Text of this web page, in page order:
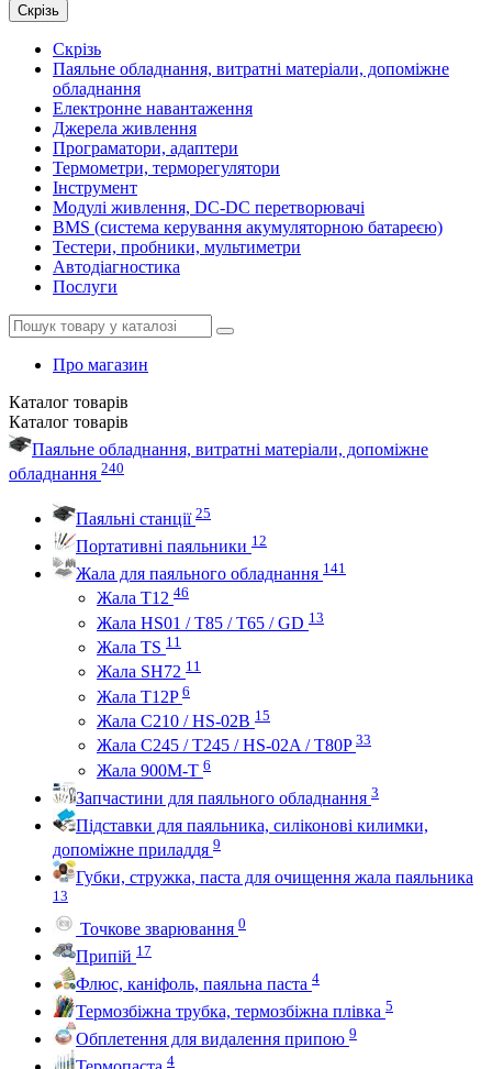
Скрізь
Скрізь
Паяльне обладнання, витратні матеріали, допоміжне
обладнання
Електронне навантаження
Джерела живлення
Програматори, адаптери
Термометри, терморегулятори
Інструмент
Модулі живлення, DC-DC перетворювачі
BMS (система керування акумуляторною батареєю)
Тестери, пробники, мультиметри
Автодіагностика
Послуги
Про магазин
Каталог товарів
Каталог товарів
Паяльне обладнання, витратні матеріали, допоміжне
обладнання 240
Паяльні станції 25
Портативні паяльники 12
Жала для паяльного обладнання 141
Жала Т12 46
Жала HS01 / T85 / T65 / GD 13
Жала TS 11
Жала SH72 11
Жала T12P 6
Жала C210 / HS-02B 15
Жала C245 / T245 / HS-02A / T80P 33
Жала 900M-T 6
Запчастини для паяльного обладнання 3
Підставки для паяльника, силіконові килимки,
допоміжне приладдя 9
Губки, стружка, паста для очищення жала паяльника
13
Точкове зварювання 0
Припій 17
Флюс, каніфоль, паяльна паста 4
Термозбіжна трубка, термозбіжна плівка 5
Обплетення для видалення припою 9
4